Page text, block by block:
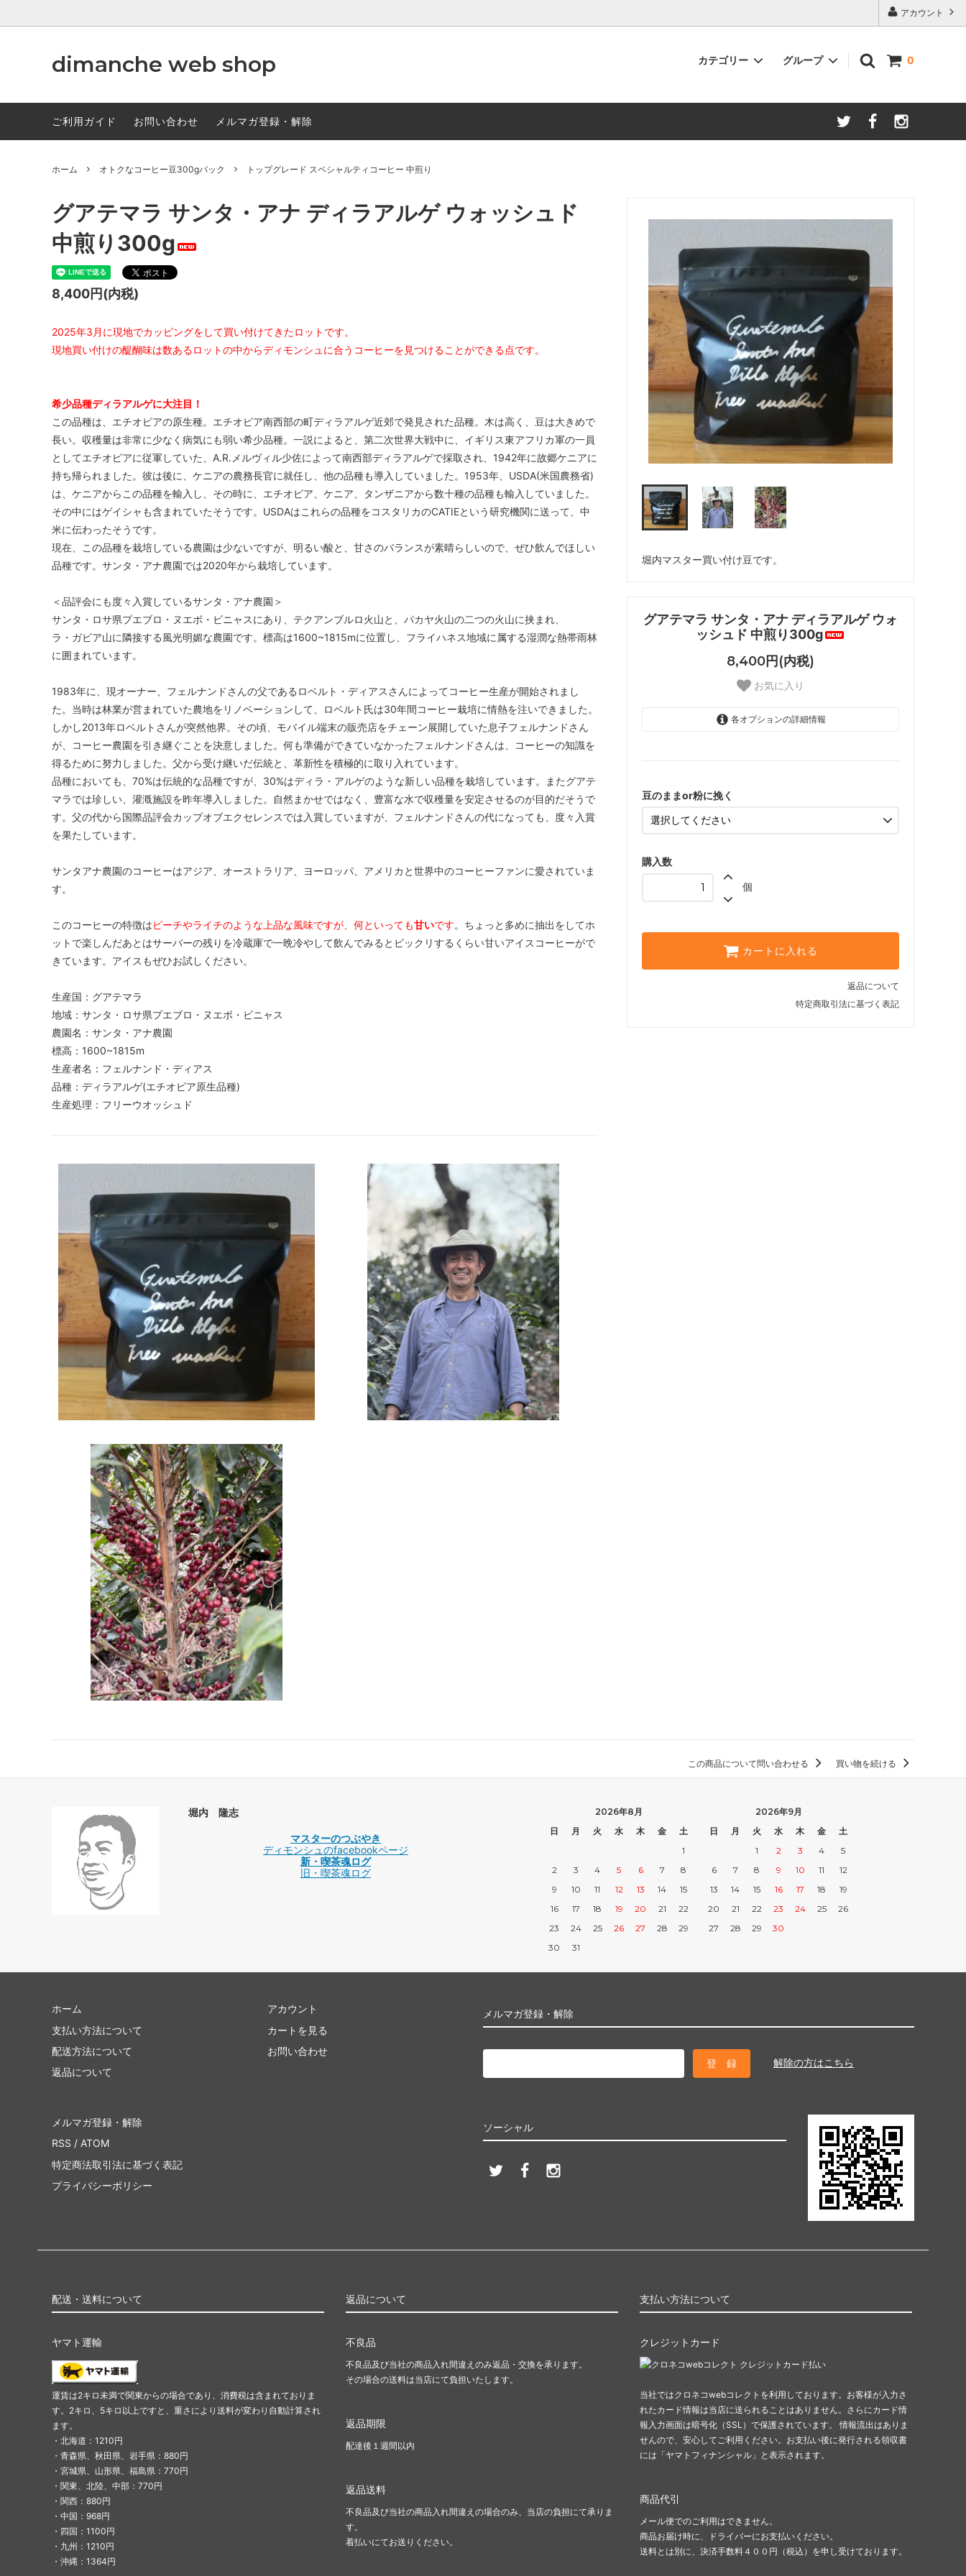
アカウント
dimanche web shop 0
カテゴリー
マスターズセレクト 定番ブレンド House Blend Coffee コーヒー豆200gパック オトクなコーヒー豆300gパック
かなりオトクなコーヒー豆500gパック 大容量1Kバッグ
コーヒーミル カップ ＆ グラス，雑貨 書籍
ディモンシュ・オリジナルTシャツ
グループ
ご利用ガイド
お問い合わせ メルマガ登録・解除
ホーム オトクなコーヒー豆300gパック トップグレード スペシャルティコーヒー 中煎り
堀内マスター買い付け豆です。
グアテマラ サンタ・アナ ディラアルゲ ウォ
ッシュド 中煎り300g
8,400円(内税)
お気に入り
各オプションの詳細情報
豆のままor粉に挽く
購入数
個
カートに入れる
返品について
特定商取引法に基づく表記
グアテマラ サンタ・アナ ディラアルゲ ウォッシュド
中煎り300g
8,400円(内税)
2025年3月に現地でカッピングをして買い付けてきたロットです。
現地買い付けの醍醐味は数あるロットの中からディモンシュに合うコーヒーを見つけることができる点です。
希少品種ディラアルゲに大注目！
この品種は、エチオピアの原生種。エチオピア南西部の町ディラアルゲ近郊で発見された品種。木は高く、豆は大きめで
長い。収穫量は非常に少なく病気にも弱い希少品種。一説によると、第二次世界大戦中に、イギリス東アフリカ軍の一員
としてエチオピアに従軍していた、A.R.メルヴィル少佐によって南西部ディラアルゲで採取され、1942年に故郷ケニアに
持ち帰られました。彼は後に、ケニアの農務長官に就任し、他の品種も導入していました。1953年、USDA(米国農務省)
は、ケニアからこの品種を輸入し、その時に、エチオピア、ケニア、タンザニアから数十種の品種も輸入していました。
その中にはゲイシャも含まれていたそうです。USDAはこれらの品種をコスタリカのCATIEという研究機関に送って、中
米に伝わったそうです。
現在、この品種を栽培している農園は少ないですが、明るい酸と、甘さのバランスが素晴らしいので、ぜひ飲んでほしい
品種です。サンタ・アナ農園では2020年から栽培しています。
＜品評会にも度々入賞しているサンタ・アナ農園＞
サンタ・ロサ県プエブロ・ヌエボ・ビニャスにあり、テクアンブルロ火山と、パカヤ火山の二つの火山に挟まれ、
ラ・ガビア山に隣接する風光明媚な農園です。標高は1600~1815mに位置し、フライハネス地域に属する湿潤な熱帯雨林
に囲まれています。
1983年に、現オーナー、フェルナンドさんの父であるロベルト・ディアスさんによってコーヒー生産が開始されまし
た。当時は林業が営まれていた農地をリノベーションして、ロベルト氏は30年間コーヒー栽培に情熱を注いできました。
しかし2013年ロベルトさんが突然他界。その頃、モバイル端末の販売店をチェーン展開していた息子フェルナンドさん
が、コーヒー農園を引き継ぐことを決意しました。何も準備ができていなかったフェルナンドさんは、コーヒーの知識を
得るために努力しました。父から受け継いだ伝統と、革新性を積極的に取り入れています。
品種においても、70%は伝統的な品種ですが、30%はディラ・アルゲのような新しい品種を栽培しています。またグアテ
マラでは珍しい、灌漑施設を昨年導入しました。自然まかせではなく、豊富な水で収穫量を安定させるのが目的だそうで
す。父の代から国際品評会カップオブエクセレンスでは入賞していますが、フェルナンドさんの代になっても、度々入賞
を果たしています。
サンタアナ農園のコーヒーはアジア、オーストラリア、ヨーロッパ、アメリカと世界中のコーヒーファンに愛されていま
す。
このコーヒーの特徴はピーチやライチのような上品な風味ですが、何といっても甘いです。ちょっと多めに抽出をしてホ
ットで楽しんだあとはサーバーの残りを冷蔵庫で一晩冷やして飲んでみるとビックリするくらい甘いアイスコーヒーがで
きています。アイスもぜひお試しください。
生産国：グアテマラ
地域：サンタ・ロサ県プエブロ・ヌエボ・ビニャス
農園名：サンタ・アナ農園
標高：1600~1815m
生産者名：フェルナンド・ディアス
品種：ディラアルゲ(エチオピア原生品種)
生産処理：フリーウオッシュド
この商品について問い合わせる 買い物を続ける
堀内 隆志
マスターのつぶやき
ディモンシュのfacebookページ
新・喫茶魂ログ
旧・喫茶魂ログ
2026年8月
日
月 火 水 木 金
土
1
2
3 4 5 6 7
8
9
10 11 12 13 14
15
16
17 18 19 20 21
22
23
24 25 26 27 28
29
30
31
2026年9月
日
月 火 水 木 金
土
1
2 3 4
5
6
7 8 9 10 11
12
13
14 15 16 17 18
19
20
21 22 23 24 25
26
27
28 29 30
メルマガ登録・解除
解除の方はこちら
ホーム
支払い方法について
配送方法について
返品について
アカウント
カートを見る
お問い合わせ
ソーシャル
メルマガ登録・解除
RSS / ATOM
特定商法取引法に基づく表記
プライバシーポリシー
配送・送料について
ヤマト運輸
運賃は2キロ未満で関東からの場合であり、消費税は含まれておりま
す。2キロ、5キロ以上ですと、重さにより送料が変わり自動計算され
ます。
・北海道：1210円
・青森県、秋田県、岩手県：880円
・宮城県、山形県、福島県：770円
・関東、北陸、中部：770円
・関西：880円
・中国：968円
・四国：1100円
・九州：1210円
・沖縄：1364円
返品について
不良品
不良品及び当社の商品入れ間違えのみ返品・交換を承ります。
その場合の送料は当店にて負担いたします。
返品期限
配達後１週間以内
返品送料
不良品及び当社の商品入れ間違えの場合のみ、当店の負担にて承りま
す。
着払いにてお送りください。
支払い方法について
クレジットカード
当社ではクロネコwebコレクトを利用しております。お客様が入力さ
れたカード情報は当店に送られることはありません。さらにカード情
報入力画面は暗号化（SSL）で保護されています。 情報流出はありま
せんので、安心してご利用ください。 お支払い後に発行される領収書
には「ヤマトフィナンシャル」と表示されます。
商品代引
メール便でのご利用はできません。
商品お届け時に、ドライバーにお支払いください。
送料とは別に、決済手数料４００円（税込）を申し受けております。